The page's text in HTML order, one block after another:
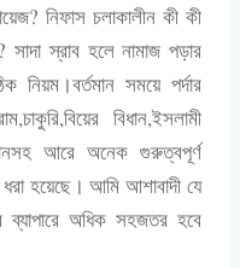
নিফাস চলাকালীন কী কী
সাদা স্রাব হলে নামাজ পড়ার
সময়ে পর্দার
বিধান,ইসলামী
আরে অনেক গুরুত্বপূর্ণ
ধরা হয়েছে। আমি আশাবাদী যে
অধিক সহজতর হবে